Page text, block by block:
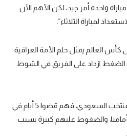
واحدة أمر جيد، لكن الأهم الآن
لمباراة الثلاثاء".
كأس العالم يمثل حلم الأمة العراقية
الضغط ازداد على الفريق في الشوط
وأكمل "الضغط الآن على المنتخب السعودي، فهم قضوا 5 أيام في
أمامنا، والضغوط عليهم كبيرة بسبب